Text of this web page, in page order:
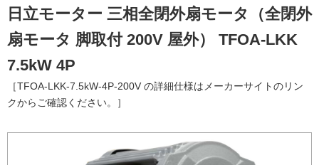
日立モーター 三相全閉外扇モータ（全閉外
扇モータ 脚取付 200V 屋外） TFOA-LKK
7.5kW 4P
［TFOA-LKK-7.5kW-4P-200V の詳細仕様はメーカーサイトのリン
クからご確認ください。］